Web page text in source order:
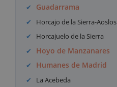
Guadarrama
Horcajo de la Sierra-Aoslos
Horcajuelo de la Sierra
Hoyo de Manzanares
Humanes de Madrid
La Acebeda